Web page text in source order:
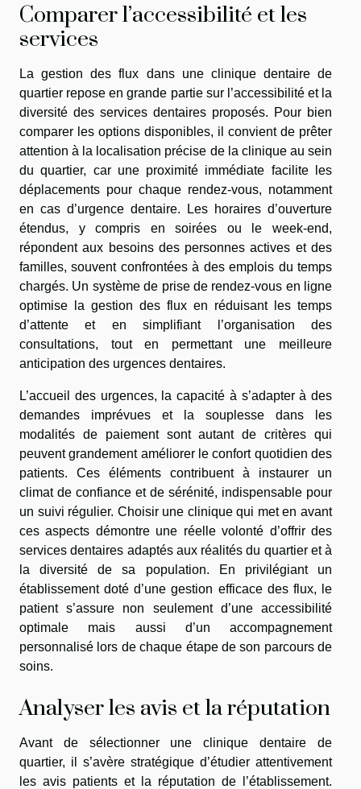
Comparer l’accessibilité et les
services
La gestion des flux dans une clinique dentaire de
quartier repose en grande partie sur l’accessibilité et la
diversité des services dentaires proposés. Pour bien
comparer les options disponibles, il convient de prêter
attention à la localisation précise de la clinique au sein
du quartier, car une proximité immédiate facilite les
déplacements pour chaque rendez-vous, notamment
en cas d’urgence dentaire. Les horaires d’ouverture
étendus, y compris en soirées ou le week-end,
répondent aux besoins des personnes actives et des
familles, souvent confrontées à des emplois du temps
chargés. Un système de prise de rendez-vous en ligne
optimise la gestion des flux en réduisant les temps
d’attente et en simplifiant l’organisation des
consultations, tout en permettant une meilleure
anticipation des urgences dentaires.
L’accueil des urgences, la capacité à s’adapter à des
demandes imprévues et la souplesse dans les
modalités de paiement sont autant de critères qui
peuvent grandement améliorer le confort quotidien des
patients. Ces éléments contribuent à instaurer un
climat de confiance et de sérénité, indispensable pour
un suivi régulier. Choisir une clinique qui met en avant
ces aspects démontre une réelle volonté d’offrir des
services dentaires adaptés aux réalités du quartier et à
la diversité de sa population. En privilégiant un
établissement doté d’une gestion efficace des flux, le
patient s’assure non seulement d’une accessibilité
optimale mais aussi d’un accompagnement
personnalisé lors de chaque étape de son parcours de
soins.
Analyser les avis et la réputation
Avant de sélectionner une clinique dentaire de
quartier, il s’avère stratégique d’étudier attentivement
les avis patients et la réputation de l’établissement.